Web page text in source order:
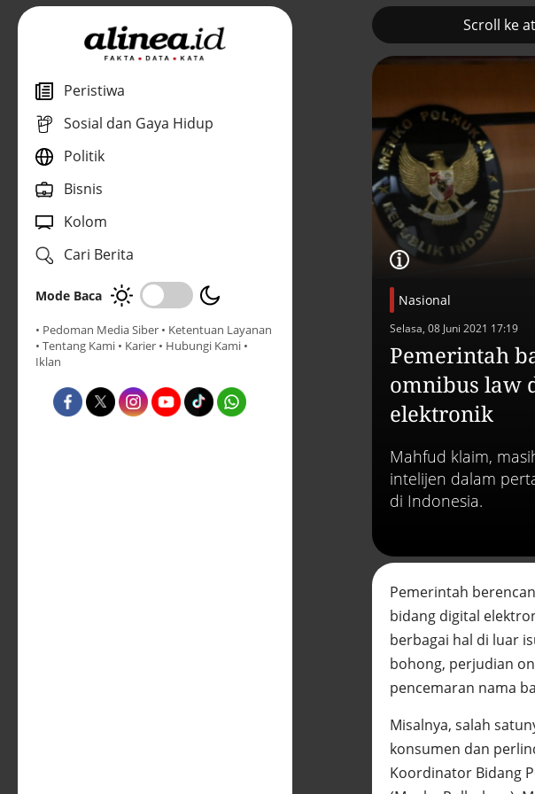
Peristiwa
Sosial dan Gaya Hidup
Politik
Bisnis
Kolom
Cari Berita
Mode Baca
• Pedoman Media Siber • Ketentuan Layanan
• Tentang Kami • Karier • Hubungi Kami •
Iklan
Scroll ke
Nasional
Selasa, 08 Juni 2021 17:19
Pemerintah
omnibus law
elektronik
Mahfud klaim,
intelijen dalam
di Indonesia.
Pemerintah
bidang digital
berbagai hal di luar
bohong, perjudian
pencemaran nama
Misalnya, salah
konsumen dan
Koordinator Bidang
Pemulihan